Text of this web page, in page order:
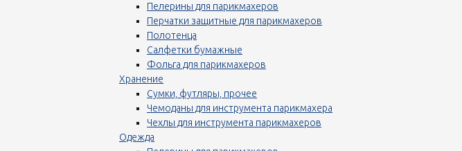
Пелерины для парикмахеров
Перчатки защитные для парикмахеров
Полотенца
Салфетки бумажные
Фольга для парикмахеров
Хранение
Сумки, футляры, прочее
Чемоданы для инструмента парикмахера
Чехлы для инструмента парикмахеров
Одежда